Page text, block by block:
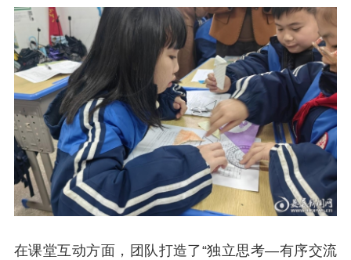
在课堂互动方面，团队打造了“独立思考—有序交流